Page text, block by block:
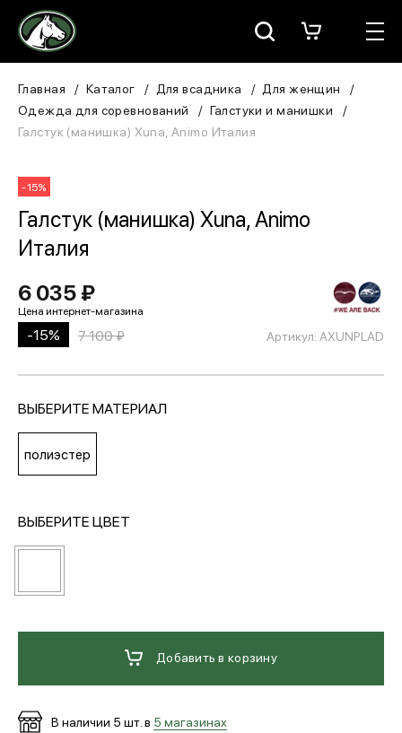
Москва
Для всадника
В конюшню
ЗООТОВАРЫ
Для собаки
Сувениры/Подарки
МЕДИА
ПОКУПАТЕЛЯМ
Вход в личный кабинет
Главная Каталог Для всадника
Для женщин
Одежда для соревнований
Галстуки и манишки
Галстук (манишка) Xuna, Animo Италия
-15%
Галстук (манишка) Xuna, Animo
Италия
Артикул: AXUNPLAD
6 035 ₽
-15% 7 100 ₽
ВЫБЕРИТЕ МАТЕРИАЛ
полиэстер
ВЫБЕРИТЕ ЦВЕТ
Добавить в корзину
В наличии 5 шт. в 5 магазинах